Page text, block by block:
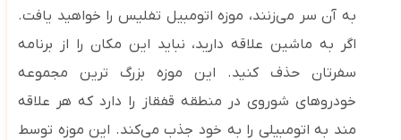
به آن سر می‌زنند، موزه اتومبیل تفلیس را خواهید یافت.
اگر به ماشین علاقه دارید، نباید این مکان را از برنامه
سفرتان حذف کنید. این موزه بزرگ‌ ترین مجموعه
خودروهای شوروی در منطقه قفقاز را دارد که هر علاقه
مند به اتومبیلی را به خود جذب می‌کند.این موزه توسط